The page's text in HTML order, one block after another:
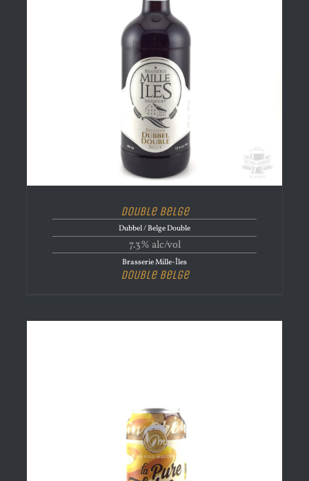
Double Belge
Dubbel / Belge Double
7.3% alc/vol
Brasserie Mille-Îles
Double Belge